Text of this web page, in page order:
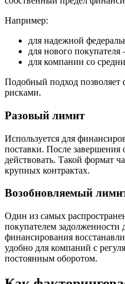
Например:
для надежной
для нового
для компании со
Подобный подход позволяет
рисками.
Разовый лимит
Используется для
поставки. После
действовать. Такой формат
крупных контрактах.
Возобновляемый
Один из самых
покупателем задолженности
финансирования
удобно для компаний с
постоянным оборотом.